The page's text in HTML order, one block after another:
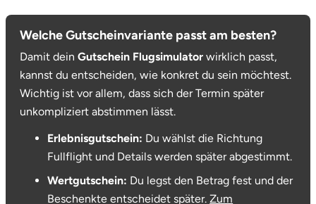
Welche Gutscheinvariante passt am besten?
Damit dein Gutschein Flugsimulator wirklich passt,
kannst du entscheiden, wie konkret du sein möchtest.
Wichtig ist vor allem, dass sich der Termin später
unkompliziert abstimmen lässt.
Erlebnisgutschein: Du wählst die Richtung
Fullflight und Details werden später abgestimmt.
Wertgutschein: Du legst den Betrag fest und der
Beschenkte entscheidet später.Zum